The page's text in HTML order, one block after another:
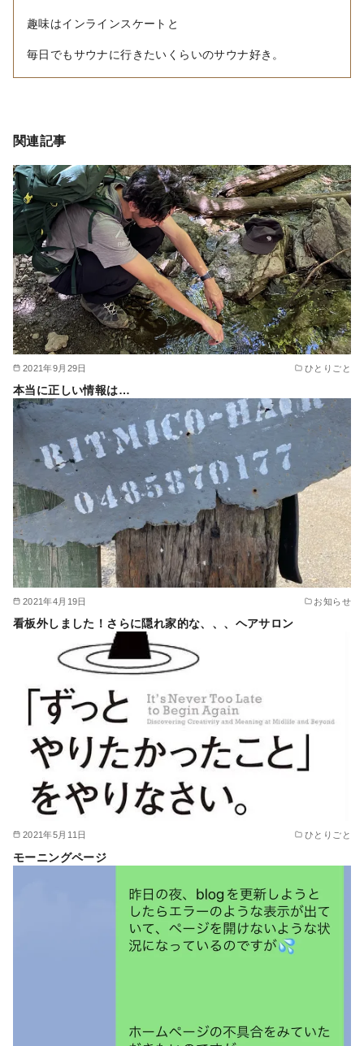
趣味はインラインスケートと
毎日でもサウナに行きたいくらいのサウナ好き。
関連記事
2021年9月29日 ひとりごと
本当に正しい情報は…
2021年4月19日 お知らせ
看板外しました！さらに隠れ家的な、、、ヘアサロン
2021年5月11日 ひとりごと
モーニングページ